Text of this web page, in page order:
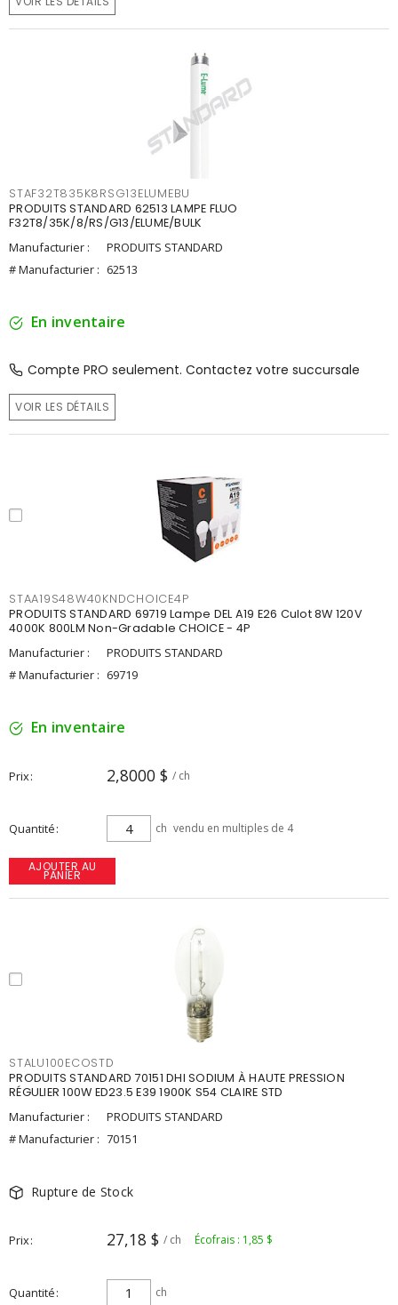
STAF32T835K8RSG13ELUMEBU
PRODUITS STANDARD 62513 LAMPE FLUO
F32T8/35K/8/RS/G13/ELUME/BULK
Manufacturier :
PRODUITS STANDARD
# Manufacturier : 62513
En inventaire
Compte PRO seulement. Contactez votre succursale
VOIR LES DÉTAILS
STAA19S48W40KNDCHOICE4P
PRODUITS STANDARD 69719 Lampe DEL A19 E26 Culot 8W 120V
4000K 800LM Non-Gradable CHOICE - 4P
Manufacturier :
PRODUITS STANDARD
# Manufacturier : 69719
En inventaire
Prix 2,8000 $ / ch
Quantité ch vendu en multiples de 4
AJOUTER AU
PANIER
STALU100ECOSTD
PRODUITS STANDARD 70151 DHI SODIUM À HAUTE PRESSION
RÉGULIER 100W ED23.5 E39 1900K S54 CLAIRE STD
Manufacturier :
PRODUITS STANDARD
# Manufacturier : 70151
Rupture de Stock
Prix 27,18 $ / ch Écofrais : 1,85 $
Quantité ch